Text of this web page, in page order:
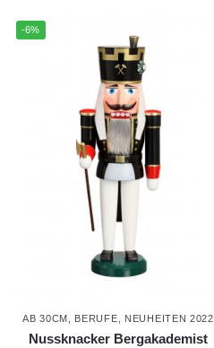
-6%
AB 30CM BERUFE NEUHEITEN 2022
Nussknacker Bergakademist